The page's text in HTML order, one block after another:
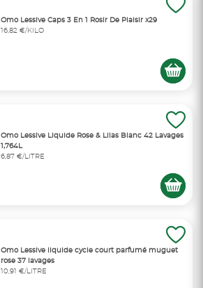
Omo Lessive Caps 3 En 1 Rosir De Plaisir x29
16,82 €/KILO
Omo Lessive Liquide Rose & Lilas Blanc 42 Lavages
1,764L
6,87 €/LITRE
Omo Lessive liquide cycle court parfumé muguet
rose 37 lavages
10,91 €/LITRE